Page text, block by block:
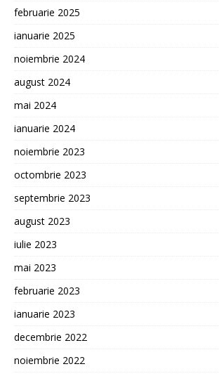
februarie 2025
ianuarie 2025
noiembrie 2024
august 2024
mai 2024
ianuarie 2024
noiembrie 2023
octombrie 2023
septembrie 2023
august 2023
iulie 2023
mai 2023
februarie 2023
ianuarie 2023
decembrie 2022
noiembrie 2022